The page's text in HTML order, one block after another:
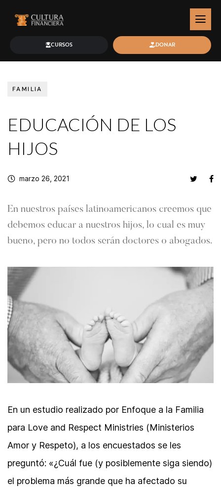
CURSOS DONAR
FAMILIA
EDUCACIÓN DE LOS
HIJOS
marzo 26, 2021
En nuestros países latinoamericanos creemos que
debemos educar a nuestros hijos, lo cual es muy
bueno, pero no todos serán doctores o abogados.
En un estudio realizado por Enfoque a la Familia
para Love and Respect Ministries (Ministerios
Amor y Respeto), a los encuestados se les
preguntó: «¿Cuál fue (y posiblemente siga siendo)
el problema más grande que ha afectado su